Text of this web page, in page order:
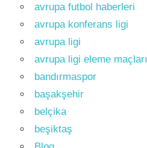
avrupa futbol haberleri
avrupa konferans ligi
avrupa ligi
avrupa ligi eleme maçları
bandırmaspor
başakşehir
belçika
beşiktaş